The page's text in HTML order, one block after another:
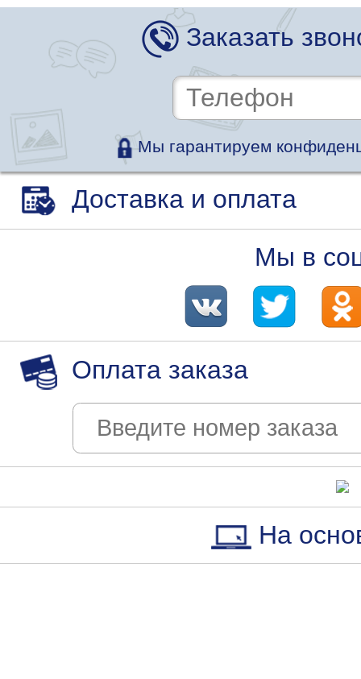
Заказать
Мы гарантируем
Доставка и оплата
Мы в
Оплата заказа
На